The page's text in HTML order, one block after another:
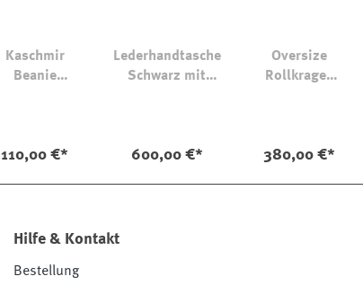
Kaschmir
Beanie
110,00 €*
Lederhandtasche
Schwarz mit
600,00 €*
Oversize
Rollkragen
380,00 €*
Hilfe & Kontakt
Bestellung